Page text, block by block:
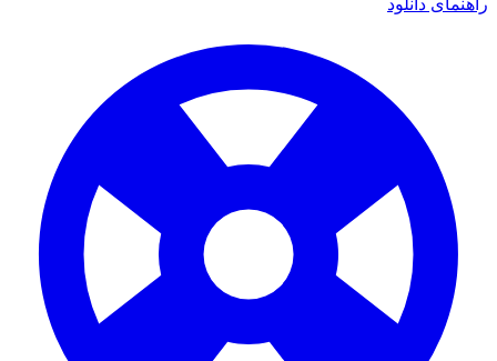
راهنمای دانلود